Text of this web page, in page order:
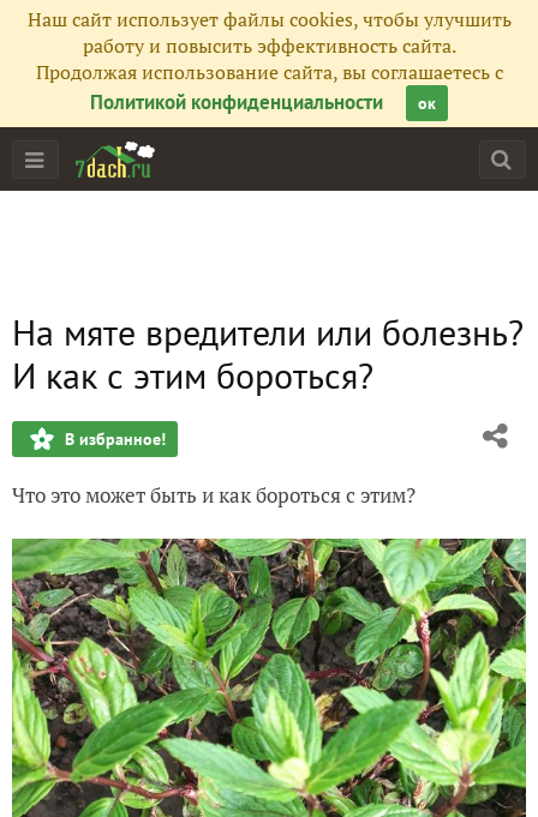
Наш сайт использует файлы cookies, чтобы улучшить
работу и повысить эффективность сайта.
Продолжая использование сайта, вы соглашаетесь с
Политикой конфиденциальности
ок
На мяте вредители или болезнь?
И как с этим бороться?
В избранное!
Что это может быть и как бороться с этим?